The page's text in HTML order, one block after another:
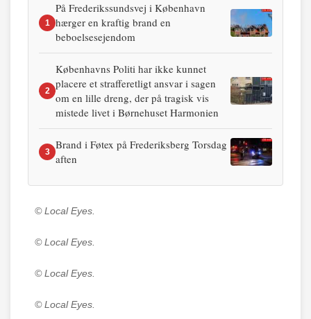
1
På Frederikssundsvej i København
hærger en kraftig brand en
beboelsesejendom
2
Københavns Politi har ikke kunnet
placere et strafferetligt ansvar i sagen
om en lille dreng, der på tragisk vis
mistede livet i Børnehuset Harmonien
3
Brand i Føtex på Frederiksberg Torsdag
aften
© Local Eyes.
© Local Eyes.
© Local Eyes.
© Local Eyes.